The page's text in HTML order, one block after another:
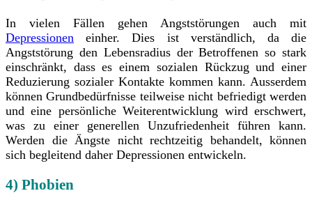
In vielen Fällen gehen Angststörungen auch mit
Depressionen einher. Dies ist verständlich, da die
Angststörung den Lebensradius der Betroffenen so stark
einschränkt, dass es einem sozialen Rückzug und einer
Reduzierung sozialer Kontakte kommen kann. Ausserdem
können Grundbedürfnisse teilweise nicht befriedigt werden
und eine persönliche Weiterentwicklung wird erschwert,
was zu einer generellen Unzufriedenheit führen kann.
Werden die Ängste nicht rechtzeitig behandelt, können
sich begleitend daher Depressionen entwickeln.
4) Phobien